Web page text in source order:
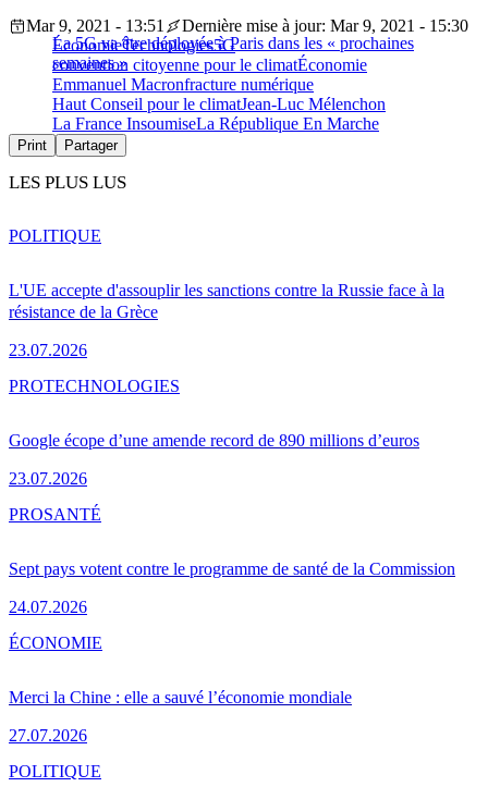
La 5G va être déployée à Paris dans les « prochaines
semaines »
Mar 9, 2021 - 13:51
Dernière mise à jour: Mar 9, 2021 - 15:30
ÉconomieTechnologies5G
convention citoyenne pour le climatÉconomie
Emmanuel Macronfracture numérique
Haut Conseil pour le climatJean-Luc Mélenchon
La France InsoumiseLa République En Marche
Print Partager
LES PLUS LUS
L'UE accepte d'assouplir les sanctions contre la Russie face à la
résistance de la Grèce
23.07.2026
POLITIQUE
Google écope d’une amende record de 890 millions d’euros
23.07.2026
PROTECHNOLOGIES
Sept pays votent contre le programme de santé de la Commission
24.07.2026
PROSANTÉ
Merci la Chine : elle a sauvé l’économie mondiale
27.07.2026
ÉCONOMIE
POLITIQUE